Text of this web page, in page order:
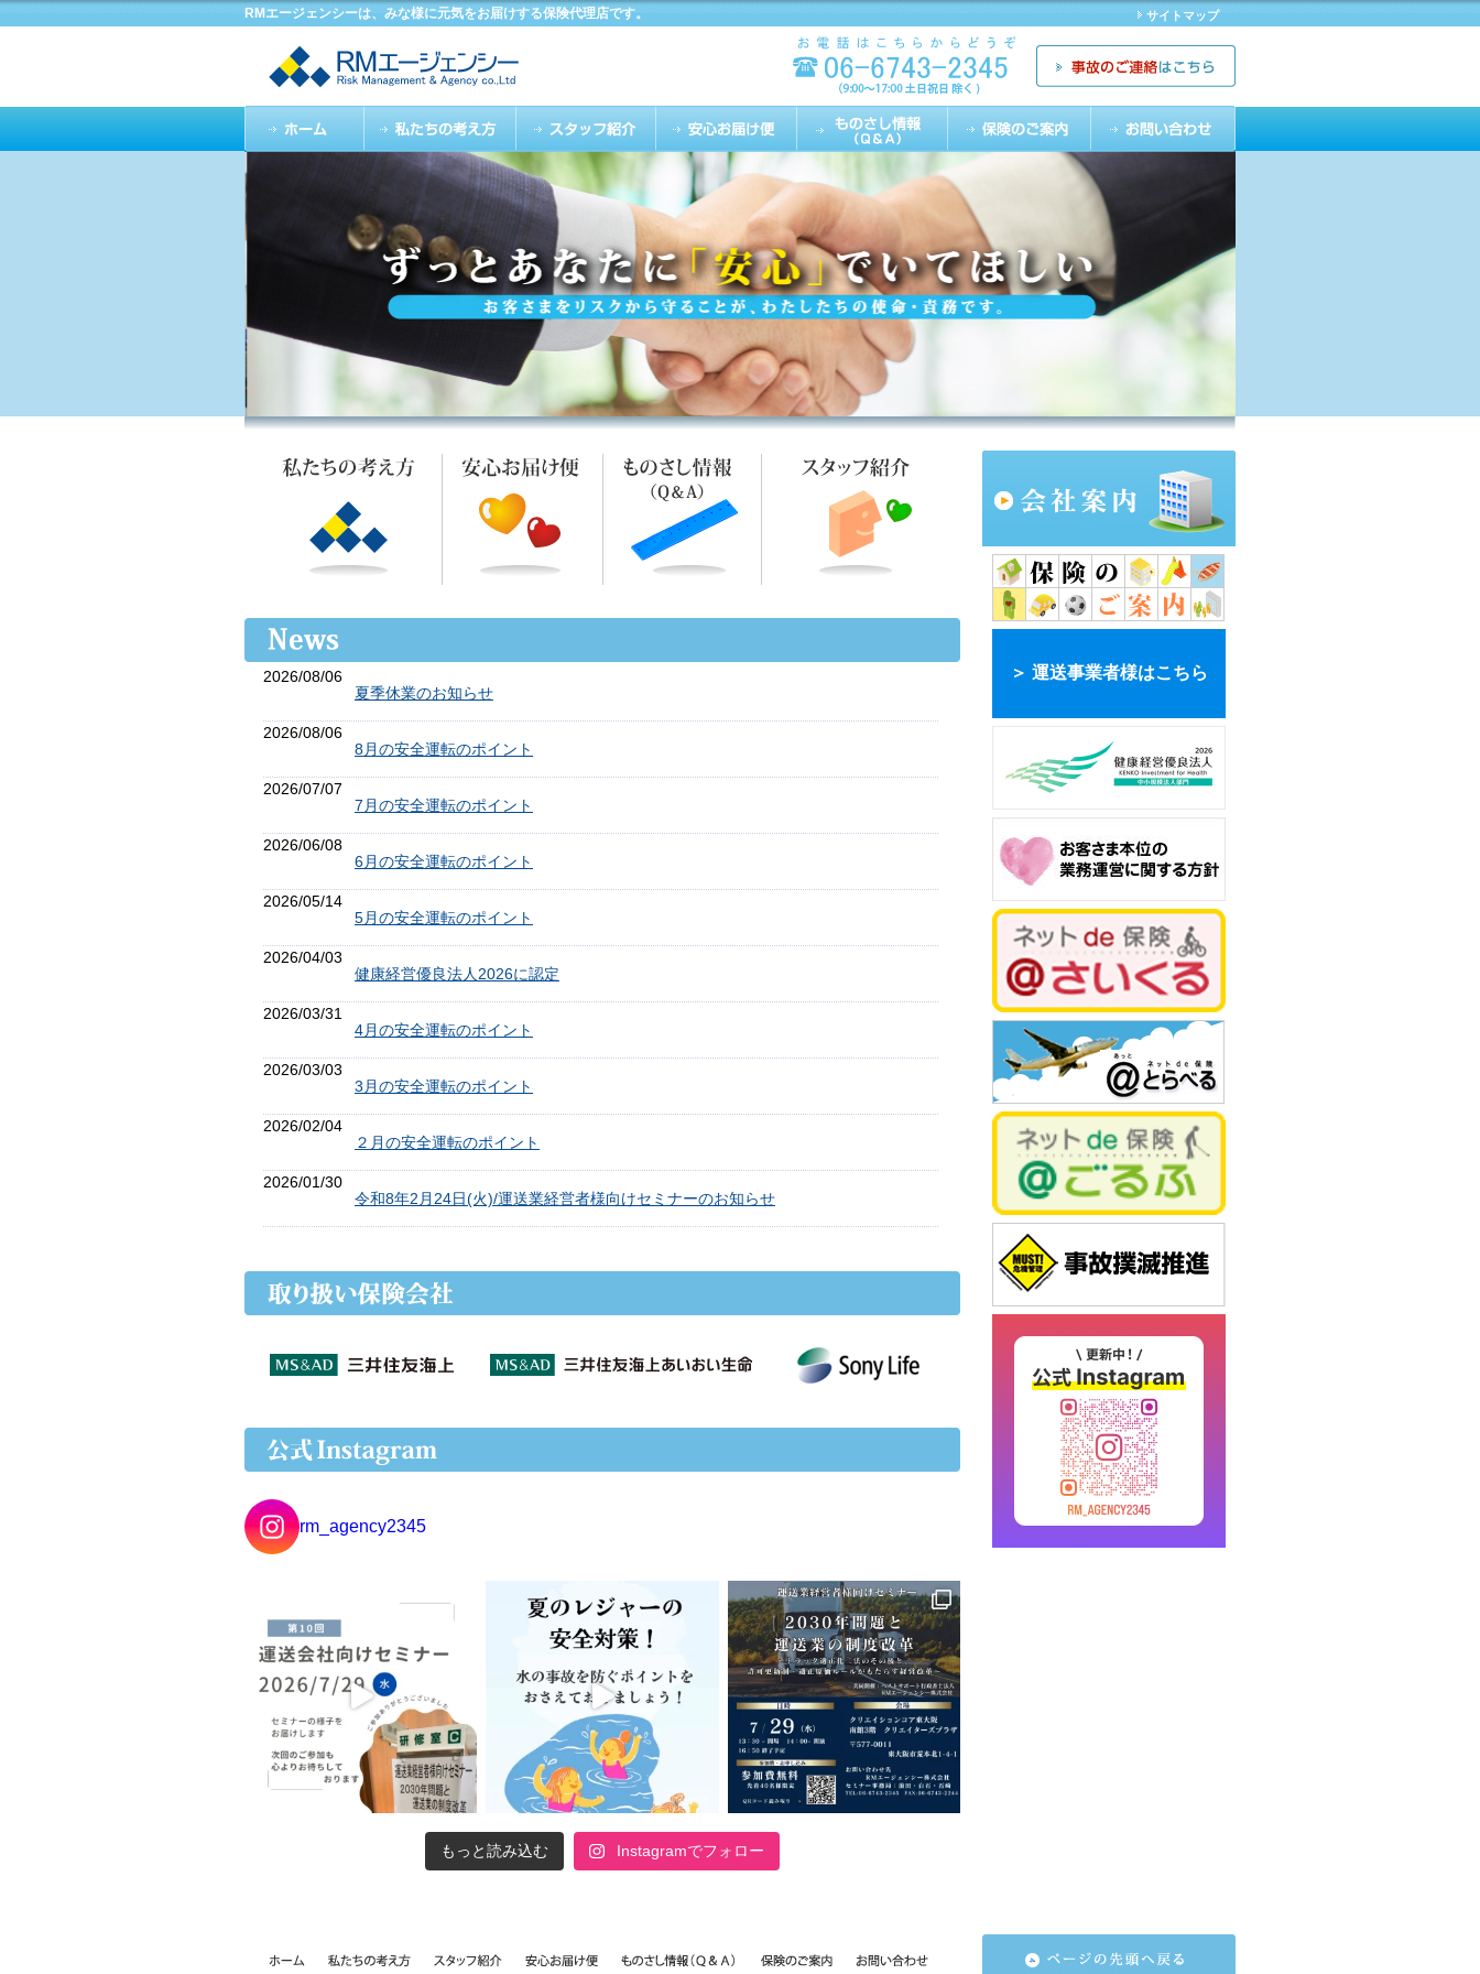
RMエージェンシーは、みな様に元気をお届けする保険代理店です。 サイトマップ
2026/08/06
夏季休業のお知らせ
2026/08/06
8月の安全運転のポイント
2026/07/07
7月の安全運転のポイント
2026/06/08
6月の安全運転のポイント
2026/05/14
5月の安全運転のポイント
2026/04/03
健康経営優良法人2026に認定
2026/03/31
4月の安全運転のポイント
2026/03/03
3月の安全運転のポイント
2026/02/04
２月の安全運転のポイント
2026/01/30
令和8年2月24日(火)/運送業経営者様向けセミナーのお知らせ
rm_agency2345
もっと読み込む Instagramでフォロー
＞ 運送事業者様はこちら